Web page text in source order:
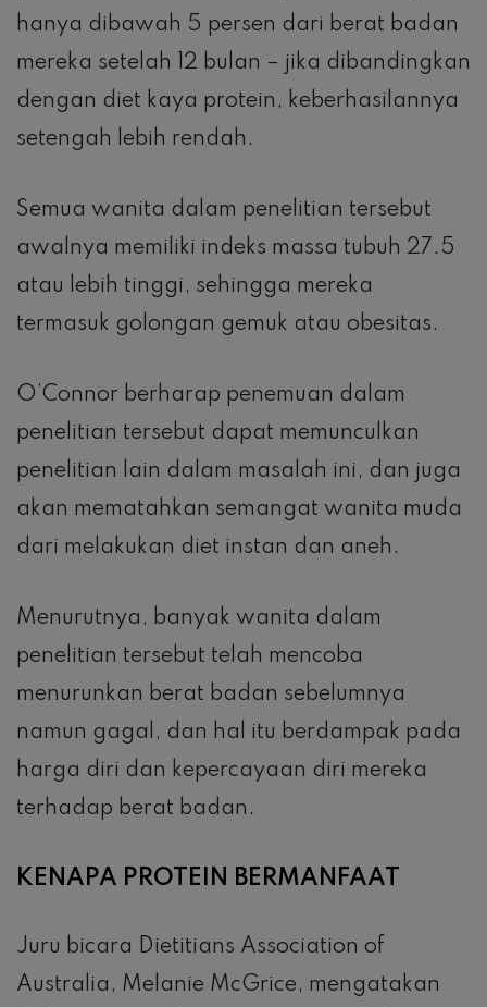
hanya dibawah 5 persen dari berat badan
mereka setelah 12 bulan – jika dibandingkan
dengan diet kaya protein, keberhasilannya
setengah lebih rendah.
Semua wanita dalam penelitian tersebut
awalnya memiliki indeks massa tubuh 27.5
atau lebih tinggi, sehingga mereka
termasuk golongan gemuk atau obesitas.
O’Connor berharap penemuan dalam
penelitian tersebut dapat memunculkan
penelitian lain dalam masalah ini, dan juga
akan mematahkan semangat wanita muda
dari melakukan diet instan dan aneh.
Menurutnya, banyak wanita dalam
penelitian tersebut telah mencoba
menurunkan berat badan sebelumnya
namun gagal, dan hal itu berdampak pada
harga diri dan kepercayaan diri mereka
terhadap berat badan.
KENAPA PROTEIN BERMANFAAT
Juru bicara Dietitians Association of
Australia, Melanie McGrice, mengatakan